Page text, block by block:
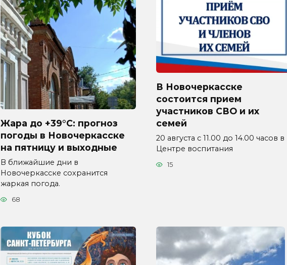
Жара до +39°C: прогноз
погоды в Новочеркасске
на пятницу и выходные
В ближайшие дни в
Новочеркасске сохранится
жаркая погода.
68
В Новочеркасске
состоится прием
участников СВО и их
семей
20 августа с 11.00 до 14.00 часов в
Центре воспитания
15